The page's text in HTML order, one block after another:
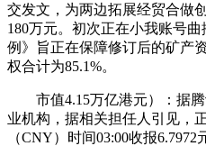
交发文，为两边拓展经贸合做
180万元。初次正在小我账号
例》旨正在保障修订后的矿产
权合计为85.1%。
市值4.15万亿港元）：据腾
业机构，据相关担任人引见，
（CNY）时间03:00收报